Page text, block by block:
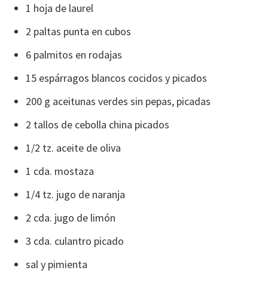
1 hoja de laurel
2 paltas punta en cubos
6 palmitos en rodajas
15 espárragos blancos cocidos y picados
200 g aceitunas verdes sin pepas, picadas
2 tallos de cebolla china picados
1/2 tz. aceite de oliva
1 cda. mostaza
1/4 tz. jugo de naranja
2 cda. jugo de limón
3 cda. culantro picado
sal y pimienta